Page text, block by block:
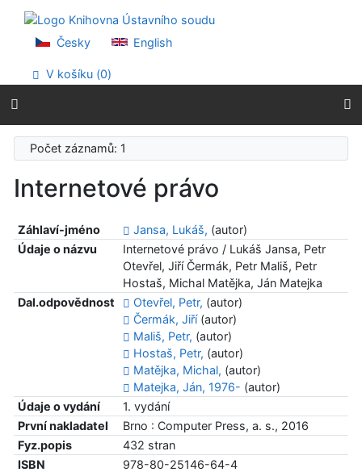
Přejít na menu
Prohlášení o webové přístupnosti
Česky English
V košíku (0)
Počet záznamů: 1
Internetové právo
Záhlaví-jméno Jansa, Lukáš, (autor)
Údaje o názvu
Internetové právo / Lukáš Jansa, Petr
Otevřel, Jiří Čermák, Petr Mališ, Petr
Hostaš, Michal Matějka, Ján Matejka
Dal.odpovědnost
Otevřel, Petr, (autor)
Čermák, Jiří(autor)
Mališ, Petr, (autor)
Hostaš, Petr, (autor)
Matějka, Michal, (autor)
Matejka, Ján, 1976- (autor)
Údaje o vydání
1. vydání
První nakladatel
Brno : Computer Press, a. s., 2016
Fyz.popis
432 stran
ISBN
978-80-25146-64-4